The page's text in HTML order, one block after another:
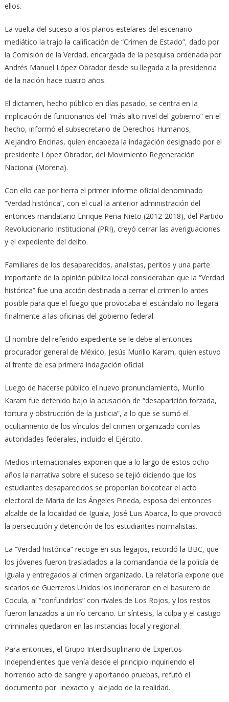
ellos.
La vuelta del suceso a los planos estelares del escenario
mediático la trajo la calificación de “Crimen de Estado”, dado por
la Comisión de la Verdad, encargada de la pesquisa ordenada por
Andrés Manuel López Obrador desde su llegada a la presidencia
de la nación hace cuatro años.
El dictamen, hecho público en días pasado, se centra en la
implicación de funcionarios del “más alto nivel del gobierno” en el
hecho, informó el subsecretario de Derechos Humanos,
Alejandro Encinas, quien encabeza la indagación designado por el
presidente López Obrador, del Movimiento Regeneración
Nacional (Morena).
Con ello cae por tierra el primer informe oficial denominado
“Verdad histórica”, con el cual la anterior administración del
entonces mandatario Enrique Peña Nieto (2012-2018), del Partido
Revolucionario Institucional (PRI), creyó cerrar las averiguaciones
y el expediente del delito.
Familiares de los desaparecidos, analistas, peritos y una parte
importante de la opinión pública local consideraban que la “Verdad
histórica” fue una acción destinada a cerrar el crimen lo antes
posible para que el fuego que provocaba el escándalo no llegara
finalmente a las oficinas del gobierno federal.
El nombre del referido expediente se le debe al entonces
procurador general de México, Jesús Murillo Karam, quien estuvo
al frente de esa primera indagación oficial.
Luego de hacerse público el nuevo pronunciamiento, Murillo
Karam fue detenido bajo la acusación de “desaparición forzada,
tortura y obstrucción de la justicia”, a lo que se sumó el
ocultamiento de los vínculos del crimen organizado con las
autoridades federales, incluido el Ejército.
Medios internacionales exponen que a lo largo de estos ocho
años la narrativa sobre el suceso se tejió diciendo que los
estudiantes desaparecidos se proponían boicotear el acto
electoral de María de los Ángeles Pineda, esposa del entonces
alcalde de la localidad de Iguala, José Luis Abarca, lo que provocó
la persecución y detención de los estudiantes normalistas.
La “Verdad histórica” recoge en sus legajos, recordó la BBC, que
los jóvenes fueron trasladados a la comandancia de la policía de
Iguala y entregados al crimen organizado. La relatoría expone que
sicarios de Guerreros Unidos los incineraron en el basurero de
Cocula, al “confundirlos” con rivales de Los Rojos, y los restos
fueron lanzados a un río cercano. En síntesis, la culpa y el castigo
criminales quedaron en las instancias local y regional.
Para entonces, el Grupo Interdisciplinario de Expertos
Independientes que venía desde el principio inquiriendo el
horrendo acto de sangre y aportando pruebas, refutó el
documento por inexacto y alejado de la realidad.